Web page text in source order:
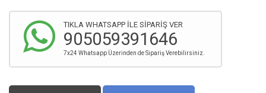
TIKLA WHATSAPP İLE SİPARİŞ VER
905059391646
7x24 Whatsapp Üzerinden de Sipariş Verebilirsiniz.